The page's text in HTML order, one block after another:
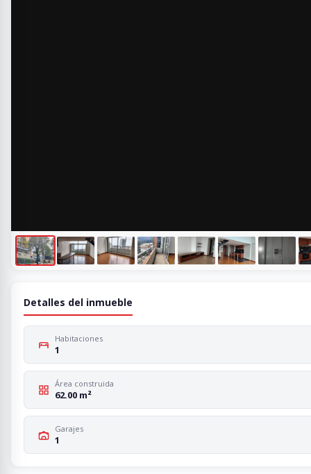
Detalles del inmueble
Habitaciones
1
Área construida
62.00 m²
Garajes
1